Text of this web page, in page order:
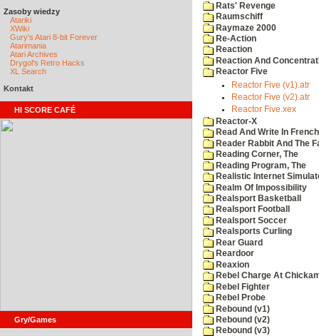
Zasoby wiedzy
Atariki
XWiki
Gury's Atari 8-bit Forever
Atarimania
Atari Archives
Drygol's Retro Hacks
XL Search
Kontakt
HI SCORE CAFÉ
Gry/Games
Rats' Revenge
Raumschiff
Raymaze 2000
Re-Action
Reaction
Reaction And
Reactor Five
Reactor Five (v1).atr
Reactor Five (v2).atr
Reactor Five.xex
Reactor-X
Read And Write In
Reader Rabbit And The
Reading Corner, The
Reading Program, The
Realistic Internet
Realm Of Impossibility
Realsport Basketball
Realsport Football
Realsport Soccer
Realsports Curling
Rear Guard
Reardoor
Reaxion
Rebel Charge At
Rebel Fighter
Rebel Probe
Rebound (v1)
Rebound (v2)
Rebound (v3)